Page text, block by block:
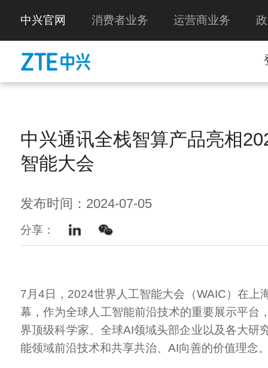
中兴官网 消费者业务 运营商业务
中兴通讯全栈智算产品亮相
智能大会
发布时间：2024-07-05
分享：
7月4日，2024世界人工智能大会（WAIC）在上
幕，作为全球人工智能前沿技术的重要展示平台
界顶级科学家、全球AI领域头部企业以及各大研
能领域前沿技术和共享共治、AI向善的价值理念